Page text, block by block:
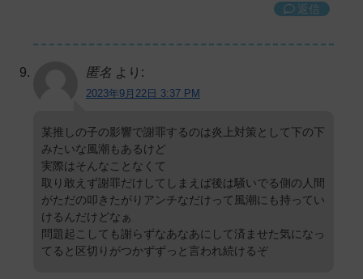
返信
匿名 より:
2023年9月22日 3:37 PM
某推しの子の影響で謝罪するのは炎上対策として下の下
みたいな風潮もあるけど
実際はそんなことなくて
取り敢えず謝罪だけしてしまえば後は騒いでる側の人間
がただの叩きたがりアンチなだけって風潮にも持ってい
けるんだけどなぁ
問題起こしても謝らずなあなあにして済ませた気になっ
てると区切りがつかずずっと言われ続けるぞ